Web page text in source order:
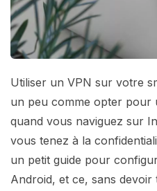
Utiliser un VPN sur votre
un peu comme opter pour
quand vous naviguez sur
vous tenez à la
un petit guide pour
Android, et ce, sans